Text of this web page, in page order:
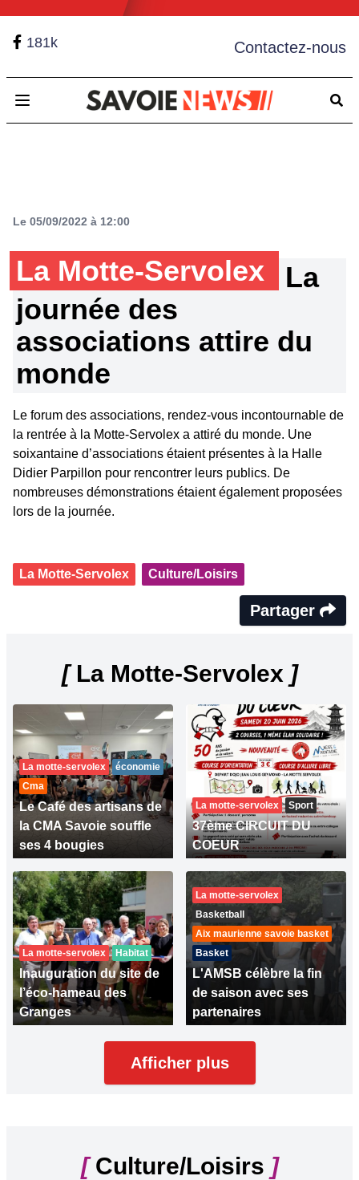
181k Contactez-nous
Open main menu
Le 05/09/2022 à 12:00
La Motte-Servolex
La
journée des
associations attire du
monde
Le forum des associations, rendez-vous incontournable de
la rentrée à la Motte-Servolex a attiré du monde. Une
soixantaine d’associations étaient présentes à la Halle
Didier Parpillon pour rencontrer leurs publics. De
nombreuses démonstrations étaient également proposées
lors de la journée.
La Motte-Servolex Culture/Loisirs
Partager
[La Motte-Servolex ]
La motte-servolex
économie
Cma
Le Café des artisans de
la CMA Savoie souffle
ses 4 bougies
La motte-servolex Sport
37ème CIRCUIT DU
COEUR
La motte-servolex Habitat
Inauguration du site de
l’éco-hameau des
Granges
La motte-servolex
Basketball
Aix maurienne savoie basket
Basket
L'AMSB célèbre la fin
de saison avec ses
partenaires
Afficher plus
[Culture/Loisirs ]